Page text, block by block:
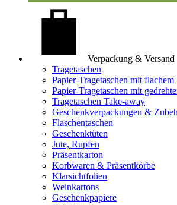
Verpackung & Versand
Tragetaschen
Papier-Tragetaschen mit flachem
Papier-Tragetaschen mit
Tragetaschen Take-away
Geschenkverpackungen &
Flaschentaschen
Geschenktüten
Jute, Rupfen
Präsentkarton
Korbwaren & Präsentkörbe
Klarsichtfolien
Weinkartons
Geschenkpapiere